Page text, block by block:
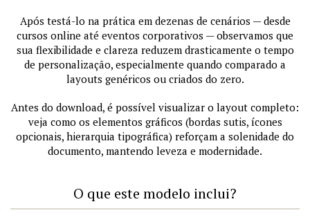
Após testá-lo na prática em dezenas de cenários — desde
cursos online até eventos corporativos — observamos que
sua flexibilidade e clareza reduzem drasticamente o tempo
de personalização, especialmente quando comparado a
layouts genéricos ou criados do zero.
Antes do download, é possível visualizar o layout completo:
veja como os elementos gráficos (bordas sutis, ícones
opcionais, hierarquia tipográfica) reforçam a solenidade do
documento, mantendo leveza e modernidade.
O que este modelo inclui?